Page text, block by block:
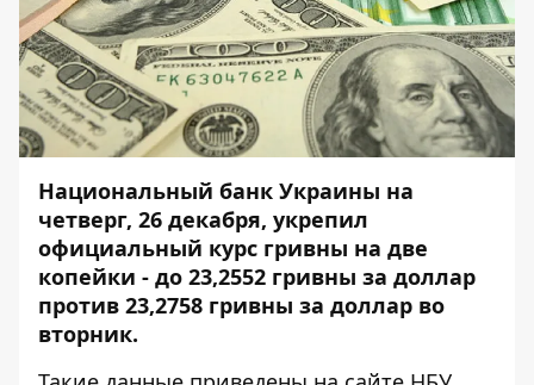
Национальный банк Украины на
четверг, 26 декабря, укрепил
официальный курс гривны на две
копейки - до 23,2552 гривны за доллар
против 23,2758 гривны за доллар во
вторник.